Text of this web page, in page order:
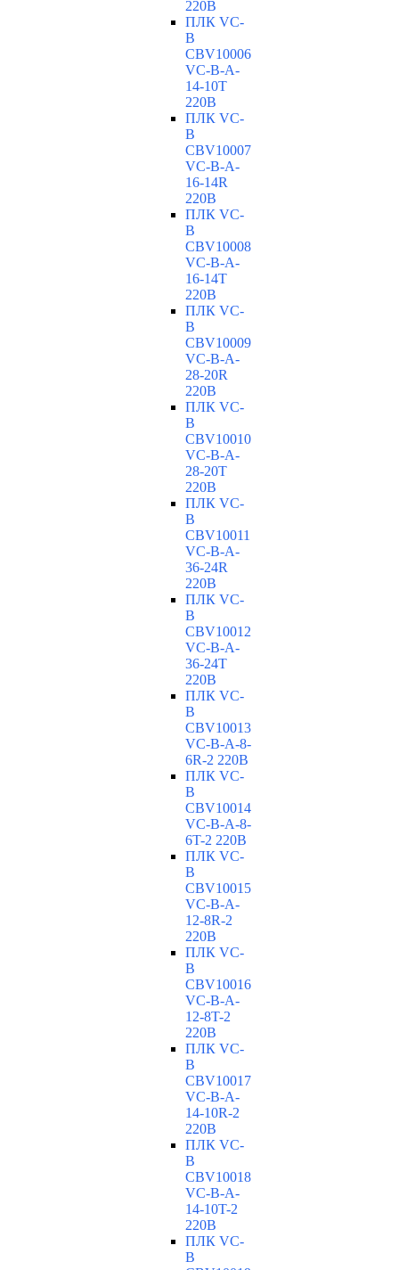
220В
ПЛК VC-
B
CBV10006
VC-В-A-
14-10T
220В
ПЛК VC-
B
CBV10007
VC-В-A-
16-14R
220В
ПЛК VC-
B
CBV10008
VC-В-A-
16-14T
220В
ПЛК VC-
B
CBV10009
VC-В-A-
28-20R
220В
ПЛК VC-
B
CBV10010
VC-В-A-
28-20T
220В
ПЛК VC-
B
CBV10011
VC-В-A-
36-24R
220В
ПЛК VC-
B
CBV10012
VC-В-A-
36-24T
220В
ПЛК VC-
B
CBV10013
VC-В-A-8-
6R-2 220В
ПЛК VC-
B
CBV10014
VC-В-A-8-
6T-2 220В
ПЛК VC-
B
CBV10015
VC-В-A-
12-8R-2
220В
ПЛК VC-
B
CBV10016
VC-В-A-
12-8T-2
220В
ПЛК VC-
B
CBV10017
VC-В-A-
14-10R-2
220В
ПЛК VC-
B
CBV10018
VC-В-A-
14-10T-2
220В
ПЛК VC-
B